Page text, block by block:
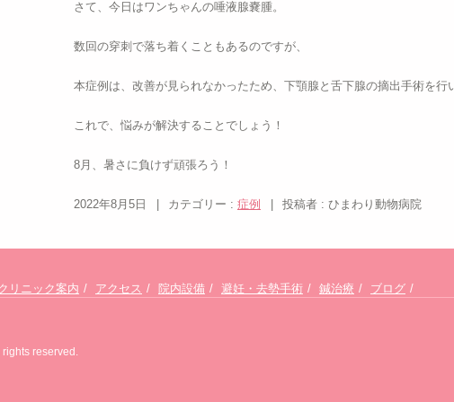
さて、今日はワンちゃんの唾液腺嚢腫。
数回の穿刺で落ち着くこともあるのですが、
本症例は、改善が見られなかったため、下顎腺と舌下腺の摘出手術を行
これで、悩みが解決することでしょう！
8月、暑さに負けず頑張ろう！
2022年8月5日 | カテゴリー : 症例 | 投稿者 : ひまわり動物病院
リニック案内 アクセス 院内設備 避妊・去勢手術 鍼治療 ブログ
reserved.